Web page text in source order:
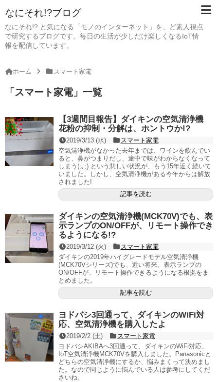
なにそれ!?ブログ
なにそれ!? と気になる「モノのインターネット」を、ど素人視点
で研究するブログです。毎日の生活が少しだけ楽しくなるIoT情
報を配信しています。
ホーム スマート家電
「 スマート家電」 一覧
【3週間目報告】ダイキンの空気清浄機
花粉の抑制・分解は、ホントウか!?
2019/3/13 (水)
スマート家電
空気清浄機がなかった去年までは、ワインを飲んでい
ると、鼻がつまりだし、途中で味がわからなくなって
しまう(;｡;) という悲しい状況が、もう15年近く続いて
いました。しかし、空気清浄機がある今年からは解放
されました!
記事を読む
ダイキンの空気清浄機(MCK70V)でも、表
示ランプのON/OFFが、リモート操作でき
るようになる!?
2019/3/12 (火)
スマート家電
ダイキンの2019年ハイグレードモデル空気清浄機
(MCK70Vシリーズ)でも、近い将来、表示ランプの
ON/OFFが、リモート操作できるようになる根拠をま
とめました。
記事を読む
ヨドバシ3回通って、ダイキンのWiFi対
応、空気清浄機を購入したよ
2019/2/2 (土)
スマート家電
ヨドバシAKIBAへ3回通って、ダイキンのWiFi対応、
IoT空気清浄機MCK70Vを購入しました。Panasonicと
どちらの空気清浄機にするか、悩みまくって決めまし
た。なので同じように悩んでいる人は参考にしてくだ
さいね。